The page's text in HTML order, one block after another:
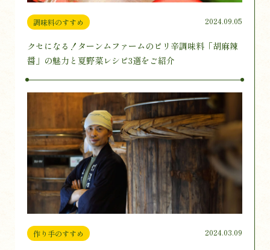
調味料のすすめ 2024.09.05
クセになる！ターンムファームのピリ辛調味料「胡麻辣
醤」の魅力と夏野菜レシピ3選をご紹介
作り手のすすめ 2024.03.09